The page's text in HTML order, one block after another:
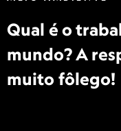
Qual é o
mundo? A
muito fôlego!